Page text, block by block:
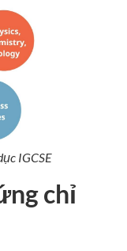
IGCSE
chỉ